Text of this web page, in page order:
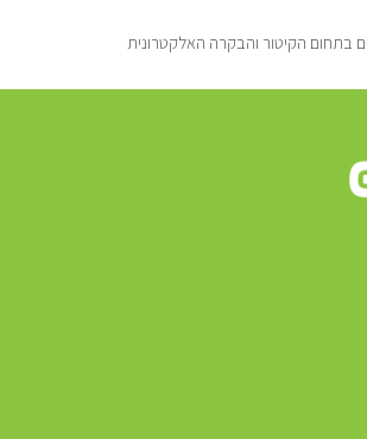
בתחום הקיטור והבקרה האלקטרונית